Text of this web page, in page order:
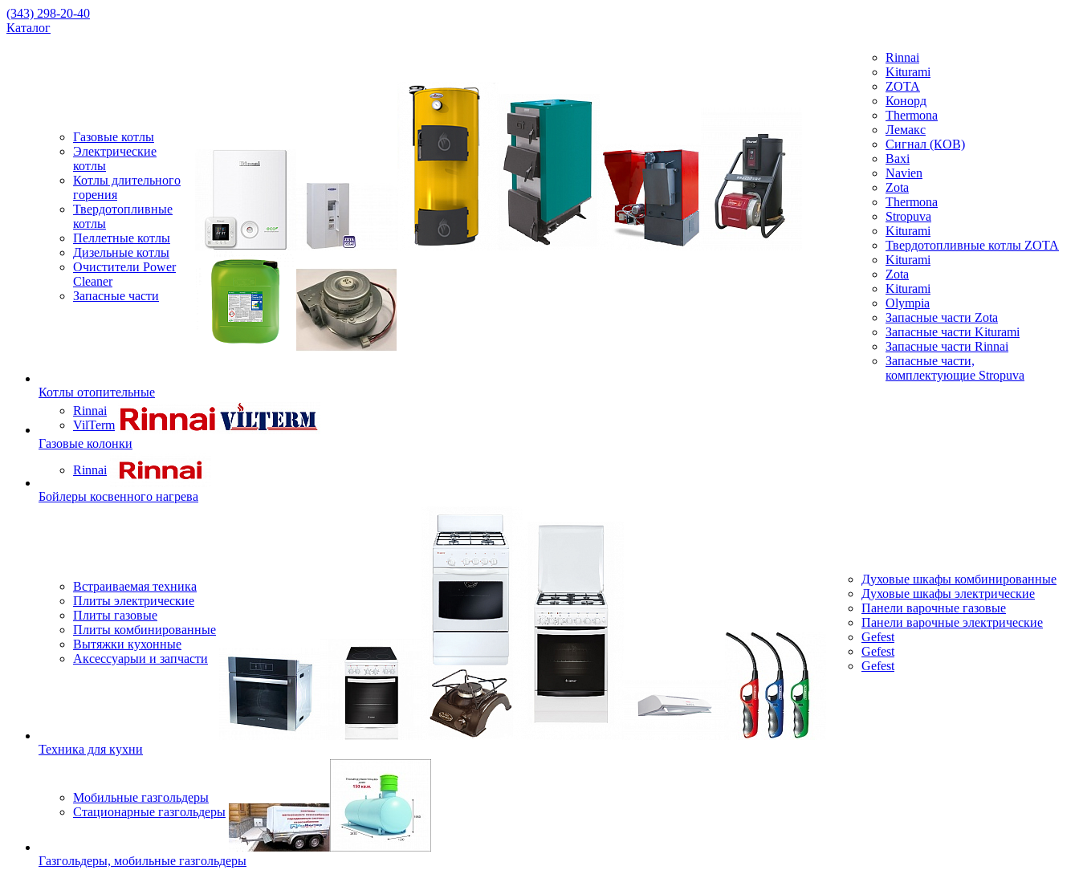
(343) 298-20-40
Каталог
Газовые котлы
Электрические
котлы
Котлы длительного
горения
Твердотопливные
котлы
Пеллетные котлы
Дизельные котлы
Очистители Power
Cleaner
Запасные части
Rinnai
Kiturami
ZOTA
Конорд
Thermona
Лемакс
Сигнал (КОВ)
Baxi
Navien
Zota
Thermona
Stropuva
Kiturami
Твердотопливные котлы ZOTA
Kiturami
Zota
Kiturami
Olympia
Запасные части Zota
Запасные части Kiturami
Запасные части Rinnai
Запасные части,
комплектующие Stropuva
Котлы отопительные
Rinnai
VilTerm
Газовые колонки
Rinnai
Бойлеры косвенного нагрева
Встраиваемая техника
Плиты электрические
Плиты газовые
Плиты комбинированные
Вытяжки кухонные
Аксессуарыи и запчасти
Духовые шкафы комбинированные
Духовые шкафы электрические
Панели варочные газовые
Панели варочные электрические
Gefest
Gefest
Gefest
Техника для кухни
Мобильные газгольдеры
Стационарные газгольдеры
Газгольдеры, мобильные газгольдеры